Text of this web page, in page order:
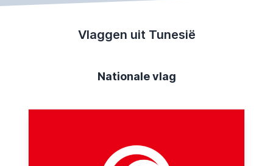
Vlaggen uit Tunesië
Nationale vlag